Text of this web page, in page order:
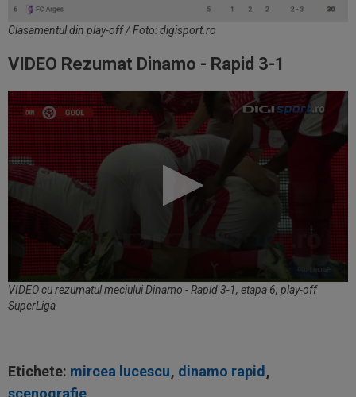
Clasamentul din play-off / Foto: digisport.ro
VIDEO Rezumat Dinamo - Rapid 3-1
VIDEO cu rezumatul meciului Dinamo - Rapid 3-1, etapa 6, play-off
SuperLiga
Etichete: mircea lucescu, dinamo rapid ,
scenografie